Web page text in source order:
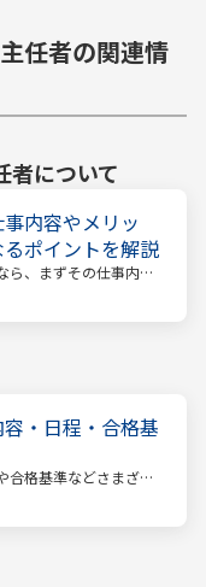
任者の関連情
者について
内容やメリッ
ポイントを解説
ら、まずその仕事内容
理組合の総合的なサ
・日程・合格基
合格基準などさまざま
の日数を計算し、無